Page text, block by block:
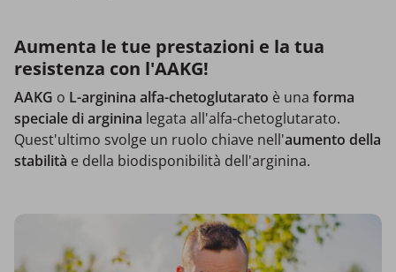
Aumenta le tue prestazioni e la tua
resistenza con l'AAKG!
AAKG o L-arginina alfa-chetoglutarato è una forma
speciale di arginina legata all'alfa-chetoglutarato.
Quest'ultimo svolge un ruolo chiave nell'aumento della
stabilità e della biodisponibilità dell'arginina.